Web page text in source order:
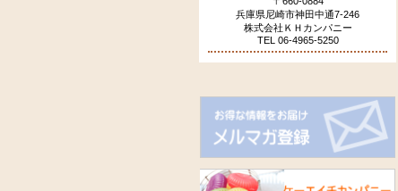
兵庫県尼崎市神田中通7-246
株式会社ＫＨカンパニー
TEL 06-4965-5250